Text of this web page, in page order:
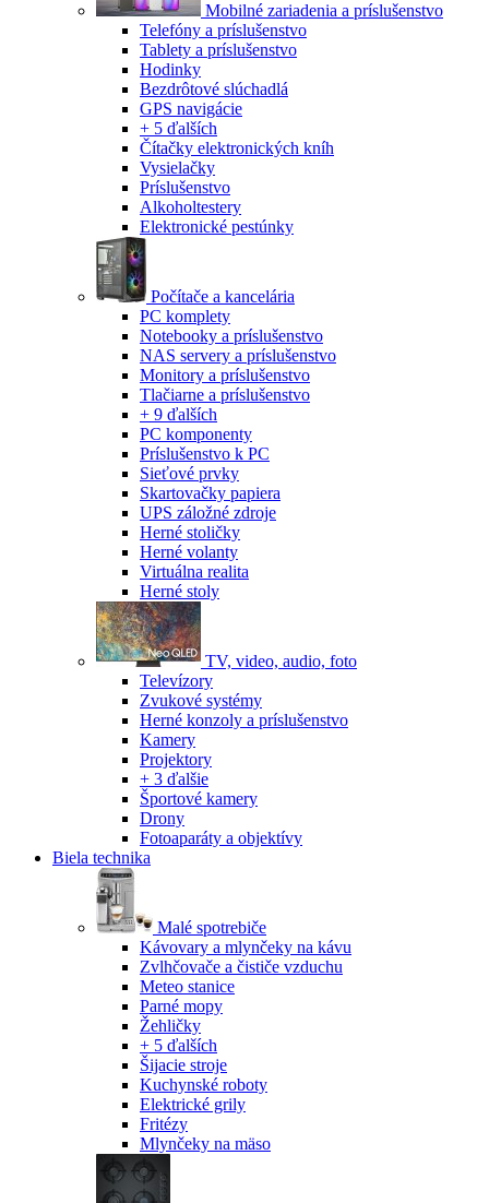
Mobilné zariadenia a príslušenstvo
Telefóny a príslušenstvo
Tablety a príslušenstvo
Hodinky
Bezdrôtové slúchadlá
GPS navigácie
+ 5 ďalších
Čítačky elektronických kníh
Vysielačky
Príslušenstvo
Alkoholtestery
Elektronické pestúnky
Počítače a kancelária
PC komplety
Notebooky a príslušenstvo
NAS servery a príslušenstvo
Monitory a príslušenstvo
Tlačiarne a príslušenstvo
+ 9 ďalších
PC komponenty
Príslušenstvo k PC
Sieťové prvky
Skartovačky papiera
UPS záložné zdroje
Herné stoličky
Herné volanty
Virtuálna realita
Herné stoly
TV, video, audio, foto
Televízory
Zvukové systémy
Herné konzoly a príslušenstvo
Kamery
Projektory
+ 3 ďalšie
Športové kamery
Drony
Fotoaparáty a objektívy
Biela technika
Malé spotrebiče
Kávovary a mlynčeky na kávu
Zvlhčovače a čističe vzduchu
Meteo stanice
Parné mopy
Žehličky
+ 5 ďalších
Šijacie stroje
Kuchynské roboty
Elektrické grily
Fritézy
Mlynčeky na mäso